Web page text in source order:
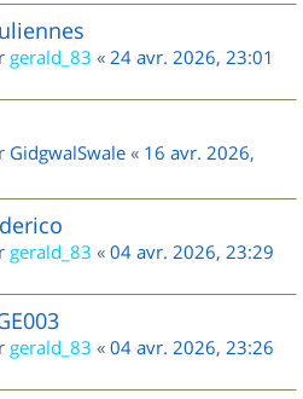
gerald_83 « 24 avr. 2026, 23:01
GidgwalSwale « 16 avr. 2026,
gerald_83 « 04 avr. 2026, 23:29
gerald_83 « 04 avr. 2026, 23:26